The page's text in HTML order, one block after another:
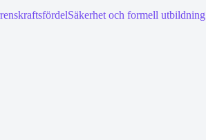
Säkerhet och formell utbildning